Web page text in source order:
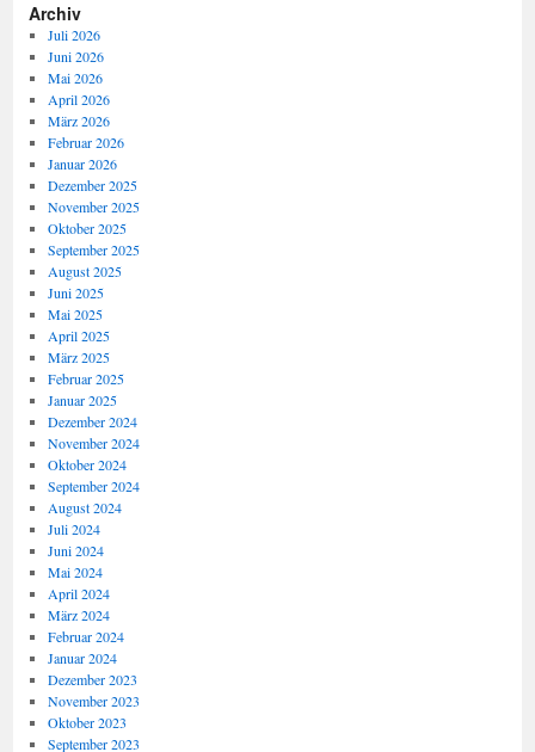
Archiv
Juli 2026
Juni 2026
Mai 2026
April 2026
März 2026
Februar 2026
Januar 2026
Dezember 2025
November 2025
Oktober 2025
September 2025
August 2025
Juni 2025
Mai 2025
April 2025
März 2025
Februar 2025
Januar 2025
Dezember 2024
November 2024
Oktober 2024
September 2024
August 2024
Juli 2024
Juni 2024
Mai 2024
April 2024
März 2024
Februar 2024
Januar 2024
Dezember 2023
November 2023
Oktober 2023
September 2023